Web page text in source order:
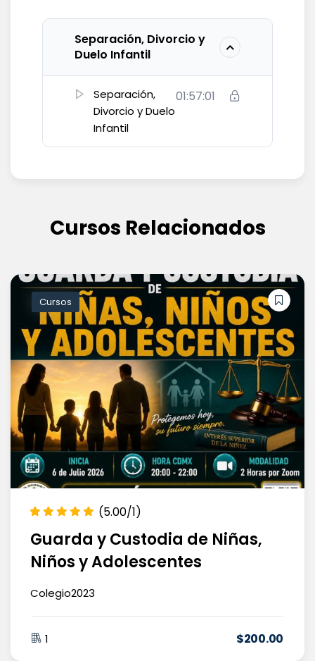
Separación, Divorcio y
Duelo Infantil
Separación,
Divorcio y Duelo
Infantil
01:57:01
Cursos Relacionados
Cursos
(5.00/1)
Guarda y Custodia de Niñas,
Niños y Adolescentes
Colegio2023
1 $200.00